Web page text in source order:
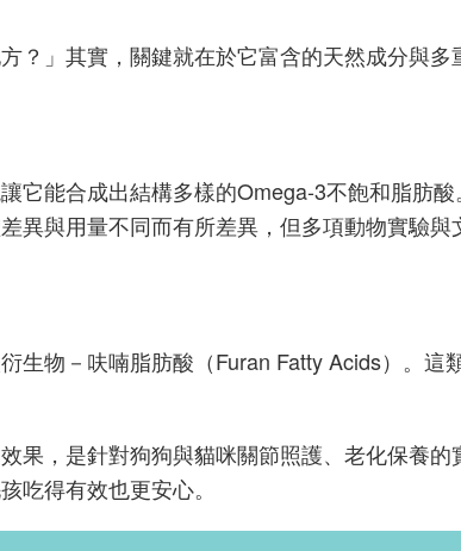
？」其實，關鍵就在於它富含的天然成分與
它能合成出結構多樣的Omega-3不飽和脂肪
異與用量不同而有所差異，但多項動物實驗
生物－呋喃脂肪酸（Furan Fatty Acids）。
果，是針對狗狗與貓咪關節照護、老化保養
吃得有效也更安心。